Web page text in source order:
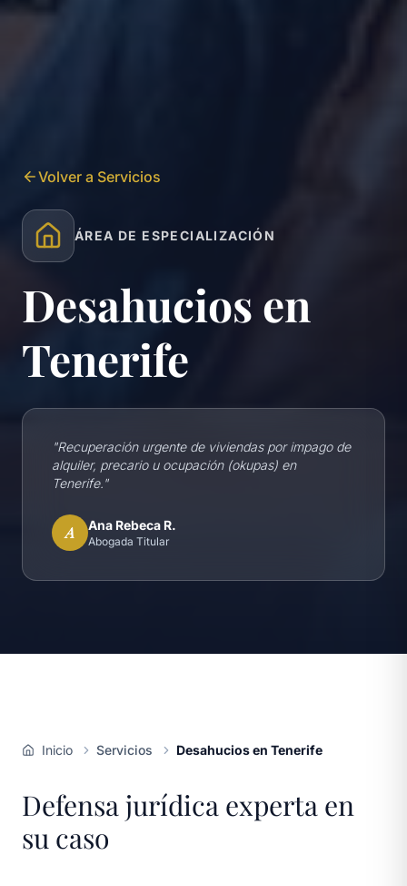
Volver a Servicios
ÁREA DE ESPECIALIZACIÓN
Desahucios en
Tenerife
"Recuperación urgente de viviendas por impago de
alquiler, precario u ocupación (okupas) en
Tenerife."
A Ana Rebeca R.
Abogada Titular
Inicio Servicios Desahucios en Tenerife
Defensa jurídica experta en
su caso